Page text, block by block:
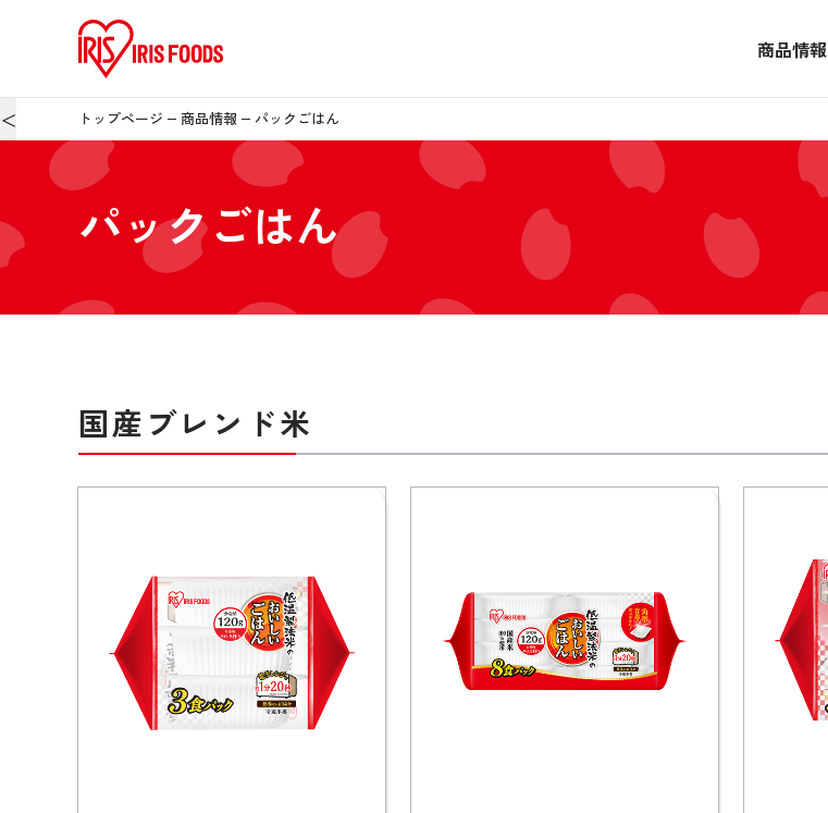
商品情報
＜ トップページ 商品情報 パックごはん
パックごはん
国産ブレンド米